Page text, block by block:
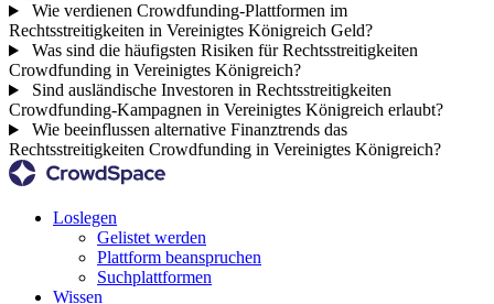
Wie verdienen Crowdfunding-Plattformen im
Rechtsstreitigkeiten in Vereinigtes Königreich Geld?
Was sind die häufigsten Risiken für Rechtsstreitigkeiten
Crowdfunding in Vereinigtes Königreich?
Sind ausländische Investoren in Rechtsstreitigkeiten
Crowdfunding-Kampagnen in Vereinigtes Königreich erlaubt?
Wie beeinflussen alternative Finanztrends das
Rechtsstreitigkeiten Crowdfunding in Vereinigtes Königreich?
Loslegen
Gelistet werden
Plattform beanspruchen
Suchplattformen
Wissen